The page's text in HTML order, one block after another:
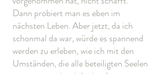
Dann probiert man es eben im
nächsten Leben. Aber jetzt, da ich
schonmal da war, würde es spannend
werden zu erleben, wie ich mit den
Umständen, die alle beteiligten Seelen